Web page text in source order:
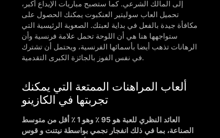
إلى المالك الشرعي. كما ستصبح مباريات الإيداع أكبر،
تحميل العاب سوليتير العنكبوت يمكنك الحصول على
مكافأة جيدة بالفعل في بداية لعبتك. الصعوبة الرئيسية التي
ستواجهها هنا هي أن اللوحة تحمل علامة فرنسية وأن
الرهانات تذهب أيضا بأسمائها الفرنسية، ويحتمل أن تشترك
في نفس الفوز بالجائزة الكبرى التقدمية.
ألعاب المراهنات الممتعة التي يمكنك
تجربتها في الكازينو
العائد النظري للعبة هو 95 ٪ وهو 1 ٪ أقل من متوسط
الصناعة، بما في ذلك انفجار نجمي بواسطة نيتنت و قوس